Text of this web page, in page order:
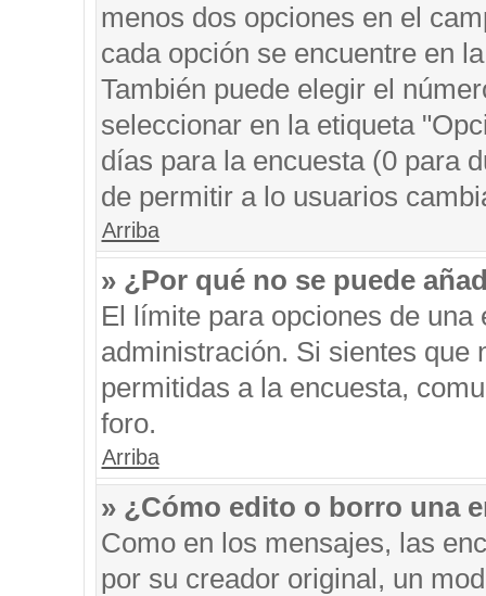
menos dos opciones en el
cada opción se encuentre en
También puede elegir el
seleccionar en la etiqueta
días para la encuesta (0 para
de permitir a lo usuarios
Arriba
» ¿Por qué no se puede
El límite para opciones de una
administración. Si sientes que
permitidas a la encuesta,
foro.
Arriba
» ¿Cómo edito o borro una
Como en los mensajes, las
por su creador original, un